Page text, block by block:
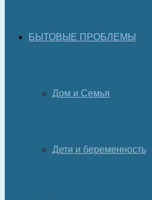
БЫТОВЫЕ ПРОБЛЕМЫ
Дом и Семья
Дети и беременность